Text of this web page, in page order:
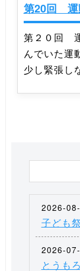
第20回 運
第２０回
んでいた運
少し緊張し
2026-
子ども
2026-
とうも